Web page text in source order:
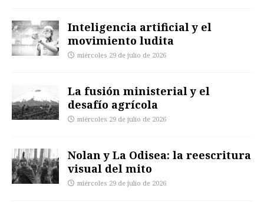
Inteligencia artificial y el
movimiento ludita
miércoles 29 de julio de 2026
La fusión ministerial y el
desafío agrícola
miércoles 29 de julio de 2026
Nolan y La Odisea: la reescritura
visual del mito
miércoles 29 de julio de 2026